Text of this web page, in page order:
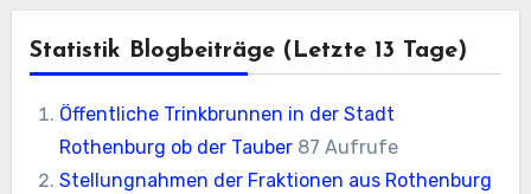
Statistik Blogbeiträge (letzte 13 Tage)
Öffentliche Trinkbrunnen in der Stadt
Rothenburg ob der Tauber 87 Aufrufe
Stellungnahmen der Fraktionen aus Rothenburg